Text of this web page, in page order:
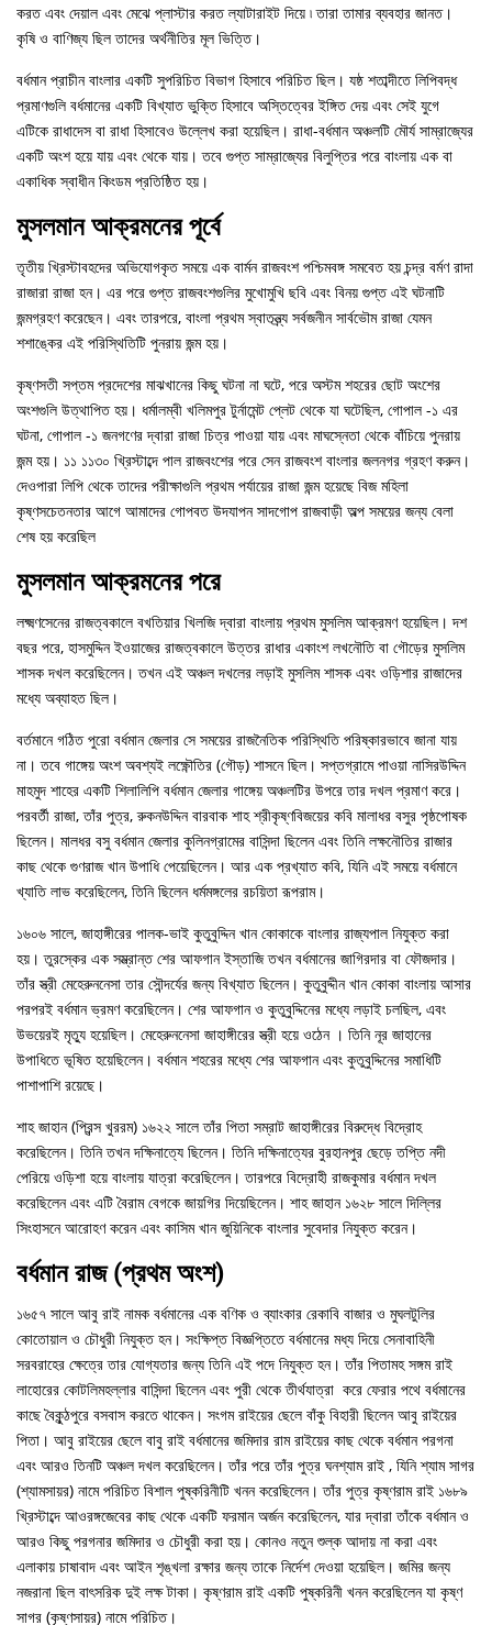
করত এবং দেয়াল এবং মেঝে প্লাস্টার করত ল্যাটারাইট দিয়ে ৷ তারা তামার ব্যবহার জানত।
কৃষি ও বাণিজ্য ছিল তাদের অর্থনীতির মূল ভিত্তি।
বর্ধমান প্রাচীন বাংলার একটি সুপরিচিত বিভাগ হিসাবে পরিচিত ছিল। যষ্ঠ শতাব্দীতে লিপিবদ্ধ
প্রমাণগুলি বর্ধমানের একটি বিখ্যাত ভুক্তি হিসাবে অস্তিত্বের ইঙ্গিত দেয় এবং সেই যুগে
এটিকে রাধাদেস বা রাধা হিসাবেও উল্লেখ করা হয়েছিল। রাধা-বর্ধমান অঞ্চলটি মৌর্য সাম্রাজ্যের
একটি অংশ হয়ে যায় এবং থেকে যায়। তবে গুপ্ত সাম্রাজ্যের বিলুপ্তির পরে বাংলায় এক বা
একাধিক স্বাধীন কিংডম প্রতিষ্ঠিত হয়।
মুসলমান আক্রমনের পূর্বে
তৃতীয় খ্রিস্টাবহদের অভিযোগকৃত সময়ে এক বার্মন রাজবংশ পশ্চিমবঙ্গ সমবেত হয় চন্দ্র বর্মণ রাদা
রাজারা রাজা হন। এর পরে গুপ্ত রাজবংশগুলির মুখোমুখি ছবি এবং বিনয় গুপ্ত এই ঘটনাটি
জন্মগ্রহণ করেছেন। এবং তারপরে, বাংলা প্রথম স্বাতন্ত্র্য সর্বজনীন সার্বভৌম রাজা যেমন
শশাঙ্কের এই পরিস্থিতিটি পুনরায় জন্ম হয়।
কৃষ্ণসতী সপ্তম প্রদেশের মাঝখানের কিছু ঘটনা না ঘটে, পরে অস্টম শহরের ছোট অংশের
অংশগুলি উত্থাপিত হয়। ধর্মালম্বী খলিমপুর টুর্নামেন্ট প্লেট থেকে যা ঘটেছিল, গোপাল -১ এর
ঘটনা, গোপাল -১ জনগণের দ্বারা রাজা চিত্র পাওয়া যায় এবং মাঘস্নেতা থেকে বাঁচিয়ে পুনরায়
জন্ম হয়। ১১ ১১৩০ খ্রিস্টাব্দে পাল রাজবংশের পরে সেন রাজবংশ বাংলার জলনগর গ্রহণ করুন।
দেওপারা লিপি থেকে তাদের পরীক্ষাগুলি প্রথম পর্যায়ের রাজা জন্ম হয়েছে বিজ মহিলা
কৃষ্ণসচেতনতার আগে আমাদের গোপবত উদযাপন সাদগোপ রাজবাড়ী অল্প সময়ের জন্য বেলা
শেষ হয় করেছিল
মুসলমান আক্রমনের পরে
লক্ষ্মণসেনের রাজত্বকালে বখতিয়ার খিলজি দ্বারা বাংলায় প্রথম মুসলিম আক্রমণ হয়েছিল। দশ
বছর পরে, হাসমুদ্দিন ইওয়াজের রাজত্বকালে উত্তর রাধার একাংশ লখনৌতি বা গৌড়ের মুসলিম
শাসক দখল করেছিলেন। তখন এই অঞ্চল দখলের লড়াই মুসলিম শাসক এবং ওড়িশার রাজাদের
মধ্যে অব্যাহত ছিল।
বর্তমানে গঠিত পুরো বর্ধমান জেলার সে সময়ের রাজনৈতিক পরিস্থিতি পরিষ্কারভাবে জানা যায়
না। তবে গাঙ্গেয় অংশ অবশ্যই লক্ষ্ণৌতির (গৌড়) শাসনে ছিল। সপ্তগ্রামে পাওয়া নাসিরউদ্দিন
মাহমুদ শাহের একটি শিলালিপি বর্ধমান জেলার গাঙ্গেয় অঞ্চলটির উপরে তার দখল প্রমাণ করে।
পরবর্তী রাজা, তাঁর পুত্র, রুকনউদ্দিন বারবাক শাহ শ্রীকৃষ্ণবিজয়ের কবি মালাধর বসুর পৃষ্ঠপোষক
ছিলেন। মালধর বসু বর্ধমান জেলার কুলিনগ্রামের বাসিন্দা ছিলেন এবং তিনি লক্ষনৌতির রাজার
কাছ থেকে গুণরাজ খান উপাধি পেয়েছিলেন। আর এক প্রখ্যাত কবি, যিনি এই সময়ে বর্ধমানে
খ্যাতি লাভ করেছিলেন, তিনি ছিলেন ধর্মমঙ্গলের রচয়িতা রূপরাম।
১৬০৬ সালে, জাহাঙ্গীরের পালক-ভাই কুতুবুদ্দিন খান কোকাকে বাংলার রাজ্যপাল নিযুক্ত করা
হয়। তুরস্কের এক সম্ভ্রান্ত শের আফগান ইস্তাজি তখন বর্ধমানের জাগিরদার বা ফৌজদার।
তাঁর স্ত্রী মেহেরুননেসা তার সৌন্দর্যের জন্য বিখ্যাত ছিলেন। কুতুবুদ্দীন খান কোকা বাংলায় আসার
পরপরই বর্ধমান ভ্রমণ করেছিলেন। শের আফগান ও কুতুবুদ্দিনের মধ্যে লড়াই চলছিল, এবং
উভয়েরই মৃত্যু হয়েছিল। মেহেরুননেসা জাহাঙ্গীরের স্ত্রী হয়ে ওঠেন । তিনি নূর জাহানের
উপাধিতে ভূষিত হয়েছিলেন। বর্ধমান শহরের মধ্যে শের আফগান এবং কুতুবুদ্দিনের সমাধিটি
পাশাপাশি রয়েছে।
শাহ জাহান (প্রিন্স খুররম) ১৬২২ সালে তাঁর পিতা সম্রাট জাহাঙ্গীরের বিরুদ্ধে বিদ্রোহ
করেছিলেন। তিনি তখন দক্ষিনাত্যে ছিলেন। তিনি দক্ষিনাত্যের বুরহানপুর ছেড়ে তপ্তি নদী
পেরিয়ে ওড়িশা হয়ে বাংলায় যাত্রা করেছিলেন। তারপরে বিদ্রোহী রাজকুমার বর্ধমান দখল
করেছিলেন এবং এটি বৈরাম বেগকে জায়গির দিয়েছিলেন। শাহ জাহান ১৬২৮ সালে দিল্লির
সিংহাসনে আরোহণ করেন এবং কাসিম খান জুয়িনিকে বাংলার সুবেদার নিযুক্ত করেন।
বর্ধমান রাজ (প্রথম অংশ)
১৬৫৭ সালে আবু রাই নামক বর্ধমানের এক বণিক ও ব্যাংকার রেকাবি বাজার ও মুঘলটুলির
কোতোয়াল ও চৌধুরী নিযুক্ত হন। সংক্ষিপ্ত বিজ্ঞপ্তিতে বর্ধমানের মধ্য দিয়ে সেনাবাহিনী
সরবরাহের ক্ষেত্রে তার যোগ্যতার জন্য তিনি এই পদে নিযুক্ত হন। তাঁর পিতামহ সঙ্গম রাই
লাহোরের কোটলিমহল্লার বাসিন্দা ছিলেন এবং পুরী থেকে তীর্থযাত্রা করে ফেরার পথে বর্ধমানের
কাছে বৈকুন্ঠপুরে বসবাস করতে থাকেন। সংগম রাইয়ের ছেলে বাঁকু বিহারী ছিলেন আবু রাইয়ের
পিতা। আবু রাইয়ের ছেলে বাবু রাই বর্ধমানের জমিদার রাম রাইয়ের কাছ থেকে বর্ধমান পরগনা
এবং আরও তিনটি অঞ্চল দখল করেছিলেন। তাঁর পরে তাঁর পুত্র ঘনশ্যাম রাই , যিনি শ্যাম সাগর
(শ্যামসায়র) নামে পরিচিত বিশাল পুষ্করিনীটি খনন করেছিলেন। তাঁর পুত্র কৃষ্ণরাম রাই ১৬৮৯
খ্রিস্টাব্দে আওরঙ্গজেবের কাছ থেকে একটি ফরমান অর্জন করেছিলেন, যার দ্বারা তাঁকে বর্ধমান ও
আরও কিছু পরগনার জমিদার ও চৌধুরী করা হয়। কোনও নতুন শুল্ক আদায় না করা এবং
এলাকায় চাষাবাদ এবং আইন শৃঙ্খলা রক্ষার জন্য তাকে নির্দেশ দেওয়া হয়েছিল। জমির জন্য
নজরানা ছিল বাৎসরিক দুই লক্ষ টাকা। কৃষ্ণরাম রাই একটি পুষ্করিনী খনন করেছিলেন যা কৃষ্ণ
সাগর (কৃষ্ণসায়র) নামে পরিচিত।